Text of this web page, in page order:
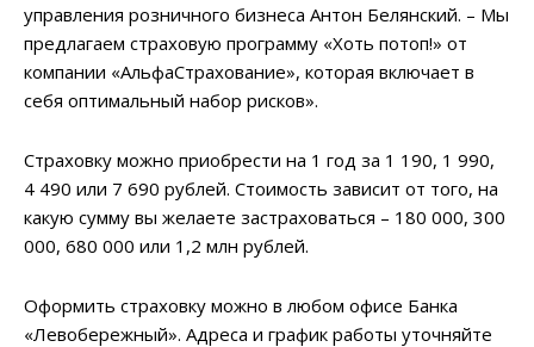
управления розничного бизнеса Антон Белянский. – Мы
предлагаем страховую программу «Хоть потоп!» от
компании «АльфаСтрахование», которая включает в
себя оптимальный набор рисков».
Страховку можно приобрести на 1 год за 1 190, 1 990,
4 490 или 7 690 рублей. Стоимость зависит от того, на
какую сумму вы желаете застраховаться – 180 000, 300
000, 680 000 или 1,2 млн рублей.
Оформить страховку можно в любом офисе Банка
«Левобережный». Адреса и график работы уточняйте